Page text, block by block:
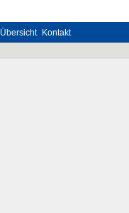
Übersicht Kontakt